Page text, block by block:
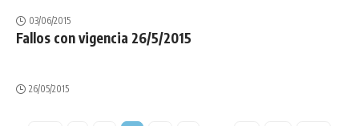
03/06/2015
Fallos con vigencia 26/5/2015
26/05/2015